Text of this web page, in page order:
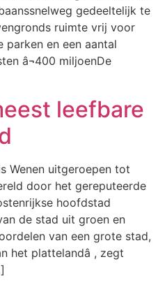
gedeeltelijk te
ruimte vrij voor
parken en een aantal
â¬400 miljoenDe
leefbare
Wenen uitgeroepen tot
door het gereputeerde
hoofdstad
de stad uit groen en
van een grote stad,
plattelandâ , zegt